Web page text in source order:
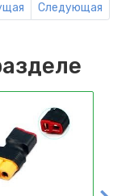
Следующая